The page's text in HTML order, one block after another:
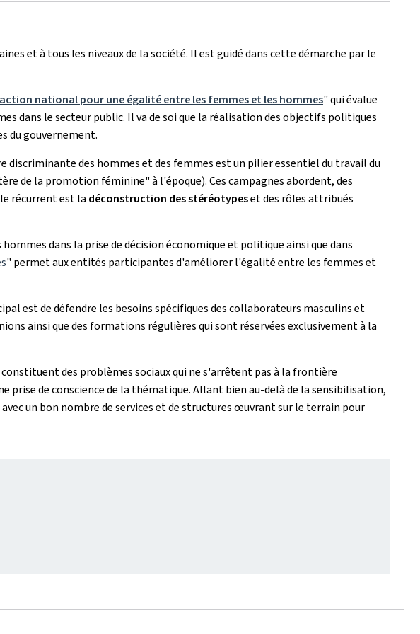
et à tous les niveaux de la société. Il est guidé dans cette démarche par le
national pour une égalité entre les femmes et les hommes" qui évalue
dans le secteur public. Il va de soi que la réalisation des objectifs politiques
du gouvernement.
des hommes et des femmes est un pilier essentiel du travail du
de la promotion féminine" à l'époque). Ces campagnes abordent, des
récurrent est la déconstruction des stéréotypeset des rôles attribués
dans la prise de décision économique et politique ainsi que dans
" permet aux entités participantes d'améliorer l'égalité entre les femmes et
est de défendre les besoins spécifiques des collaborateurs masculins et
ainsi que des formations régulières qui sont réservées exclusivement à la
constituent des problèmes sociaux qui ne s'arrêtent pas à la frontière
prise de conscience de la thématique. Allant bien au-delà de la sensibilisation,
un bon nombre de services et de structures œuvrant sur le terrain pour